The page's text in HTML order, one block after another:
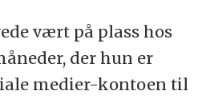
vært på plass hos
der hun er
medier-kontoen til